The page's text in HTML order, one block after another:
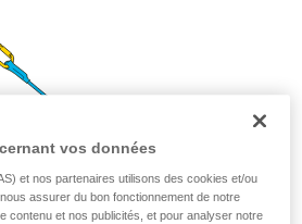
vos données
et nos partenaires utilisons des cookies et/ou
assurer du bon fonctionnement de notre
contenu et nos publicités, et pour analyser notre